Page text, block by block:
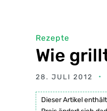
Rezepte
Wie
28. JULI 2012
Dieser Artikel